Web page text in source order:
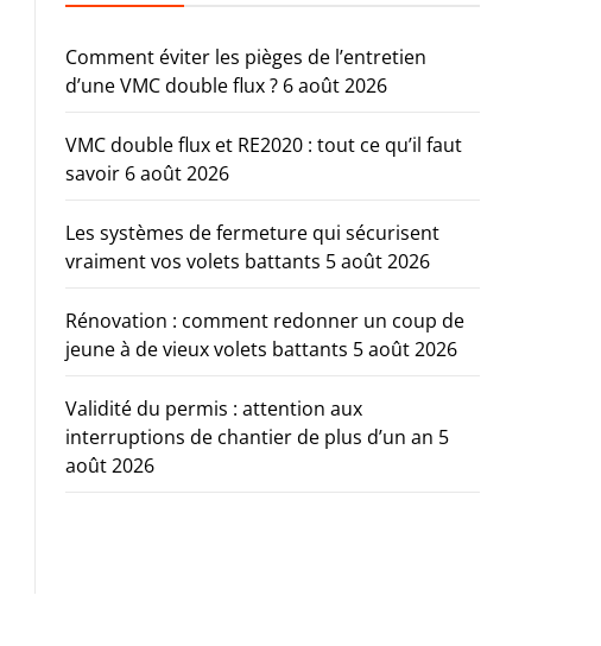
Comment éviter les pièges de l’entretien
d’une VMC double flux ? 6 août 2026
VMC double flux et RE2020 : tout ce qu’il faut
savoir 6 août 2026
Les systèmes de fermeture qui sécurisent
vraiment vos volets battants 5 août 2026
Rénovation : comment redonner un coup de
jeune à de vieux volets battants 5 août 2026
Validité du permis : attention aux
interruptions de chantier de plus d’un an 5
août 2026